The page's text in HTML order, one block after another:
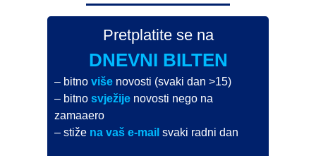
Pretplatite se na
DNEVNI BILTEN
– bitnoviše novosti (svaki dan >15)
– bitnosvježije novosti nego na
zamaaero
– stiže na vaš e-mail svaki radni dan